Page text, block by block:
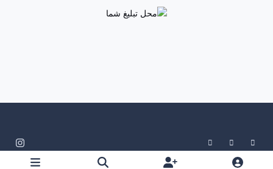
Light Mode
Dark Mode
System Preference
n
زبان سیاست حفظ حریم خصوصی تماس با ما کوکی ها